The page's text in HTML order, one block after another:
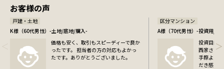
お客様の声
戸建・土地
K様（60代男性）-土地/底地/購入-
価格も安く、取引もスピーディーで良か
ったです。 担当者の方の対応もよかっ
たです。ありがとうございました。
区分マンション
A様（70代男性）-投資用/中
投資目的
西家さん
手際よく
だき感…